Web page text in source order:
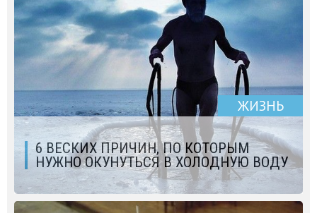
ЖИЗНЬ
6 ВЕСКИХ ПРИЧИН, ПО КОТОРЫМ
НУЖНО ОКУНУТЬСЯ В ХОЛОДНУЮ ВОДУ